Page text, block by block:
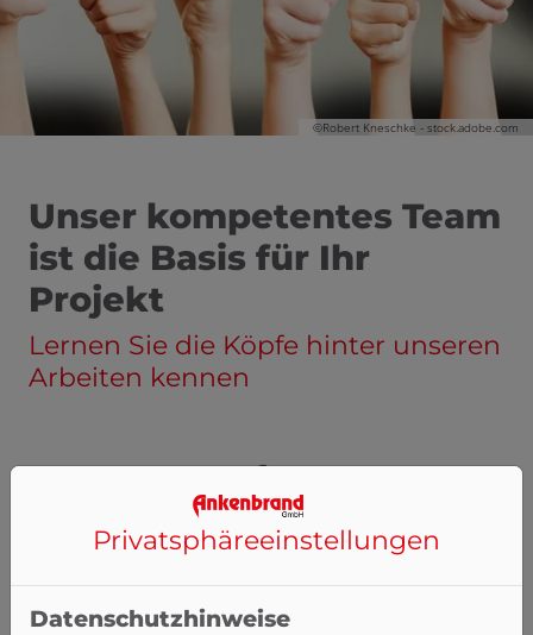
©Robert Kneschke - stock.adobe.com
Unser kompetentes Team
ist die Basis für Ihr
Projekt
Lernen Sie die Köpfe hinter unseren
Arbeiten kennen
Privatsphäre­einstellungen
Datenschutzhinweise